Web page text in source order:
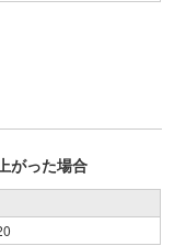
がった場合